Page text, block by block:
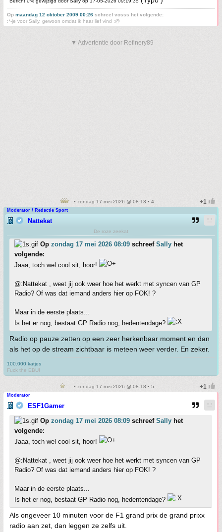
Op maandag 12 oktober 2009 00:26 schreef vosss het volgende:
:*-je voor Sally, gewoon omdat ik haar lief vind :@
▼ Advertentie door Refinery89
• zondag 17 mei 2026 @ 08:13 • 4
Moderator / Redactie Sport
Nattekat
De roze zeekat
Op zondag 17 mei 2026 08:09 schreef Sally het
volgende:
Jaaa, toch wel cool sit, hoor!
@:Nattekat , weet jij ook weer hoe het werkt met syncen van GP
Radio? Of was dat iemand anders hier op FOK! ?
Maar in de eerste plaats...
Is het er nog, bestaat GP Radio nog, hedentendage?
Radio op pauze zetten op een zeer herkenbaar moment en dan
als het op de stream zichtbaar is meteen weer verder. En zeker.
100.000 katjes
Fuck the EBU!
• zondag 17 mei 2026 @ 08:18 • 5
Moderator
ESF1Gamer
Op zondag 17 mei 2026 08:09 schreef Sally het
volgende:
Jaaa, toch wel cool sit, hoor!
@:Nattekat , weet jij ook weer hoe het werkt met syncen van GP
Radio? Of was dat iemand anders hier op FOK! ?
Maar in de eerste plaats...
Is het er nog, bestaat GP Radio nog, hedentendage?
Als ongeveer 10 minuten voor de F1 grand prix de grand prixx
radio aan zet, dan leggen ze zelfs uit.